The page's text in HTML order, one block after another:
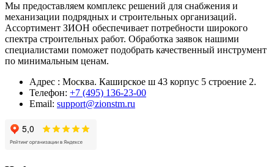
Мы предоставляем комплекс решений для снабжения и
механизации подрядных и строительных организаций.
Ассортимент ЗИОН обеспечивает потребности широкого
спектра строительных работ. Обработка заявок нашими
специалистами поможет подобрать качественный инструмент
по минимальным ценам.
Адрес : Москва. Каширское ш 43 корпус 5 строение 2.
Телефон: +7 (495) 136-23-00
Email: support@zionstm.ru